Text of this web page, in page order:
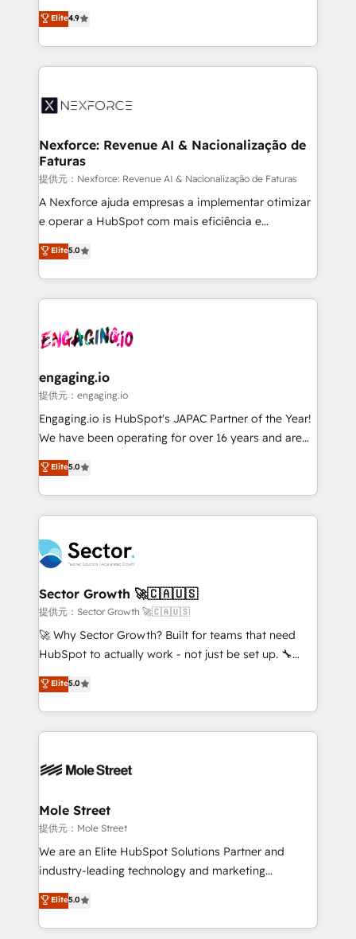
technical know-how and strategic guidance you
need to succeed.
Elite Partner. With 500+ projects across the U.S.,
Brazil, and LATAM, we combine global expertise with
regional experience. Today, we are Brazil’s largest
HubSpot Elite Partner—trusted by companies across
Implementation & Migration Onboarding across all
Station, Freshdesk, Intercom, and more. Custom
objects, automations, and integrations built for
growth. 🚀 AI-Driven GTM Orchestration Unify
HubSpot with LinkedIn, WhatsApp, email, paid
media, and AI voice to drive pipeline. 🤖 AI Custom
prospecting, follow-ups, service triage, and
knowledge retrieval—built in HubSpot. ⚡ Fast-Track
advanced optimization & adoption 📍 São Paulo, BR
• Des Moines, IA • New York, NY
Elite4.9
Nexforce: Revenue AI & Nacionalização de
Faturas
提供元：Nexforce: Revenue AI & Nacionalização de Faturas
A Nexforce ajuda empresas a implementar otimizar
e operar a HubSpot com mais eficiência e
previsibilidade de receita. Combinamos Revenue
Operations (RevOps) e Inteligência Artificial para
estruturar processos integrar sistemas organizar
dados e automatizar operações. O objetivo é
operacional de receita conectando equipes
Também somos distribuidores oficiais da HubSpot
e de mais de 150 softwares globais permitindo
contratar e pagar a HubSpot em reais com nota
fiscal no Brasil e gerar economia de até 50% na
Oferecemos ainda agentes de IA especializados em
HubSpot que automatizam tarefas executam rotinas
empresas em 13 países utilizam a Nexforce. Somos
a maior parceira da HubSpot na América Latina e
líder no ranking global de sucesso do cliente da
HubSpot.
Elite5.0
engaging.io
提供元：engaging.io
Engaging.io is HubSpot's JAPAC Partner of the Year!
We have been operating for over 16 years and are
one of HubSpot's most experienced and technically
capable Agency Partners globally. We specialise in
complex CRM migrations, implementations,
integrations, custom CMS portal development,
businesses. Our teams are based in North America
and APAC. We are HubSpot's top-ranked Advanced
Implementation Certified Partner and we contribute
to their advisory council. We strive to do 'good work
with good people' and have worked with incredible
brands. You can see some of them on our website,
Elite5.0
Sector Growth 🚀🇨🇦🇺🇸
提供元：Sector Growth 🚀🇨🇦🇺🇸
🚀 Why Sector Growth? Built for teams that need
HubSpot to actually work - not just be set up. 🔧
HubSpot Experts: Onboarding, migrations,
automation, and training built for adoption. ⚡ Highly
Technical Execution: ERP, EMR and Custom
Integrations; complex builds delivered in weeks, not
workflows; automation agents; process optimization
Healthcare: HIPAA implementations; secure data
workflows 💼 Financial Services: compliant
workflows; audit-ready reporting ⚖️ Legal: client
intake; pipeline and document workflows 🛒 E-
revenue automation 🏢 Real Estate: deal pipelines;
portfolio and lifecycle management 🏭
Elite5.0
Mole Street
提供元：Mole Street
We are an Elite HubSpot Solutions Partner and
industry-leading technology and marketing
consultancy. Our focus is on enterprise and mid-
market B2B companies globally that want a strategic
approach to execute their goals through creative
Elite5.0